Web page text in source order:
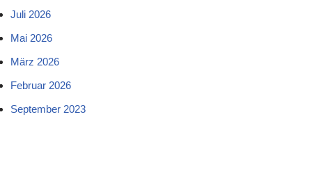
Juli 2026
Mai 2026
März 2026
Februar 2026
September 2023